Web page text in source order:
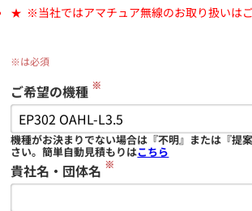
※当社ではアマチュア無線のお取り扱いはご
※は必須
ご希望の機種 ※
機種がお決まりでない場合は『不明』または『提
さい。簡単自動見積もりはこちら
貴社名・団体名 ※